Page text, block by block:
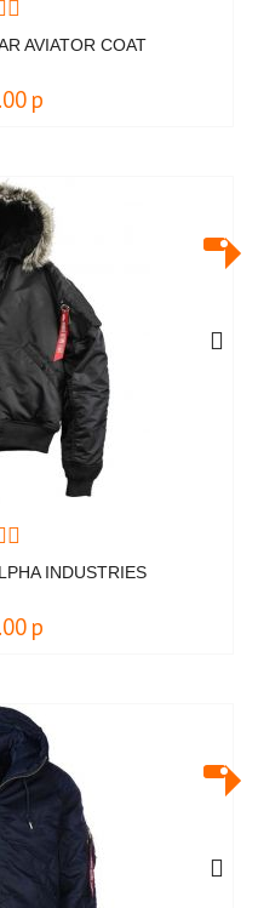
AVIATOR COAT
р
INDUSTRIES
р